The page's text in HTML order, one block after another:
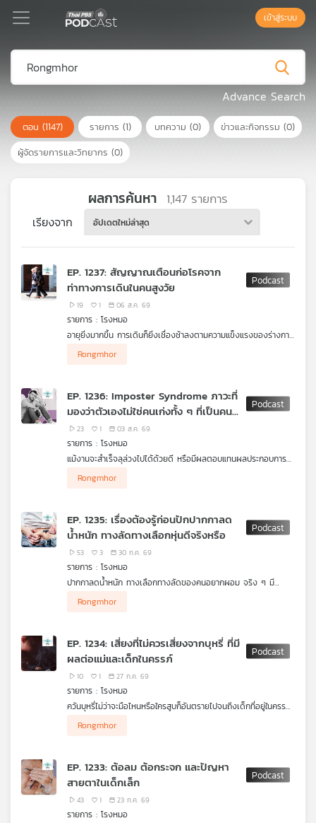
Podcast
เพล
ย์
ลิ
เพล
สต์
บทความ
กิจกรรม
เครือ
ข่าย
แผนที่
เข้าสู่ระบบ
Advance Search
ตอน (1147) รายการ (1) บทความ (0) ข่าวและกิจกรรม (0)
ผู้จัดรายการและวิทยากร (0)
ผลการค้นหา 1,147 รายการ
เรียงจาก อัปเดตใหม่ล่าสุด
EP. 1237: สัญญาณเตือนก่อโรคจาก
ท่าทางการเดินในคนสูงวัย
19 1 06 ส.ค. 69
รายการ : โรงหมอ
อายุยิ่งมากขึ้น การเดินก็ยิ่งเชื่องช้าลงตามความแข็งแรงของร่างกาย
แรง แต่ก็ไม่อาจปฏิเสธความเจ็บป่วยที่อาจเกิดขึ้นได้ ท่าทางและการ
กระดูก กล้ามเนื้อ หรือความเจ็บปวดบางอย่างที่อาจนำไปสู่โรคร้าย
แรงได้ รายการ โรงหมอ เล่าให้ฟังค่ะ
Rongmhor
EP. 1236: Imposter Syndrome ภาวะที่
มองว่าตัวเองไม่ใช่คนเก่งทั้ง ๆ ที่เป็นคน
เก่ง
23 1 03 ส.ค. 69
รายการ : โรงหมอ
แม้งานจะสำเร็จลุล่วงไปได้ด้วยดี หรือมีผลตอบแทนผลประกอบการ
สิ่งสำเร็จที่ทำไป แต่รู้สึกเฉย ๆ ไม่ได้ยินดี มองว่าที่ทำได้เพระโชค
กันใหญ่ นี่เรียกว่า "ภาวะ Imposter Syndrome"
หรือยินดีกับความสำเร็จ แล้วในยุคที่ AI เข้ามามีบทบาทในการทำงาน
Rongmhor
EP. 1235: เรื่องต้องรู้ก่อนปักปากกาลด
น้ำหนัก ทางลัดทางเลือกหุ่นดีจริงหรือ
53 3 30 ก.ค. 69
รายการ : โรงหมอ
ปากกาลดน้ำหนัก ทางเลือกทางลัดของคนอยากผอม จริง ๆ มี
รักษาเบาหวานชนิดที่ 2 ซึ่งพบว่าผลข้างเคียงของยาชนิดนี้คือ ทำให้ผู้
ข้างเคียงจากการใช้ยารักษาเบาหวานชนิดที่ 2 เท่านั้น ไม่ใช่ผล
โดยตรงจากตัวยา แต่มีเรื่องที่คนอยากใช้ต้องรู้ให้มากกว่านี้คือผลจาก
การฉีดที่อาจทำให้ไม่ได้รู้สึกโสภาสถาพรจากยาชนิดนี้เลย และที่สำคัญ
ห้ามหาซื้อเอง แพทย์ต้องสั่งเท่านั้น ถ้าซื้อมาจากออนไลน์ทำไมการันตี
ได้เลยว่า "ปลอม 100%" รายการ โรงหมอ เล่าให้ฟังค่ะ
Rongmhor
EP. 1234: เสี่ยงที่ไม่ควรเสี่ยงจากบุหรี่ ที่มี
ผลต่อแม่และเด็กในครรภ์
10 1 27 ก.ค. 69
รายการ : โรงหมอ
ควันบุหรี่ไม่ว่าจะมือไหนหรือใครสูบก็อันตรายไปจนถึงเด็กที่อยู่ในครรภ์
เสี่ยงมากขึ้นจากประมาณสารพิษที่มีกว่า 7,000 ชนิดในบุหรี่เพียง 1
ปกติทางร่างกาย สติปัญญา และการเรียนรู้ในอนาคตของเด็กได้ แม่
และเด็กในครรภ์ต้องเสี่ยงอะไรบ้าง รายการ โรงหมอ เล่าให้ฟังค่ะ
Rongmhor
EP. 1233: ต้อลม ต้อกระจก และปัญหา
สายตาในเด็กเล็ก
43 1 23 ก.ค. 69
รายการ : โรงหมอ